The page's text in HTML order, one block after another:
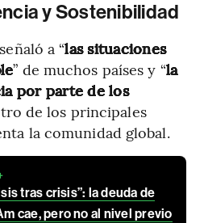
y Sostenibilidad
a “las situaciones
” de muchos países y “la
por parte de los
de los principales
la comunidad global.
tras crisis”: la deuda de
cae, pero no al nivel previo